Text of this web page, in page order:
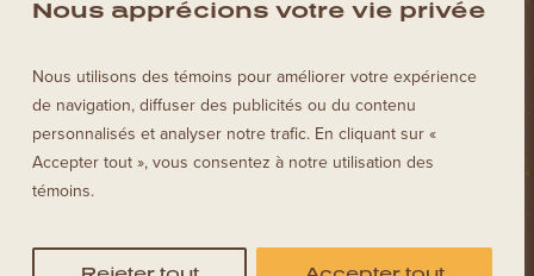
Nous apprécions votre vie privée
Nous utilisons des témoins pour améliorer votre expérience
de navigation, diffuser des publicités ou du contenu
personnalisés et analyser notre trafic. En cliquant sur «
Accepter tout », vous consentez à notre utilisation des
témoins.
© Tourisme La Tuque, 2023. Tous droits réservés.